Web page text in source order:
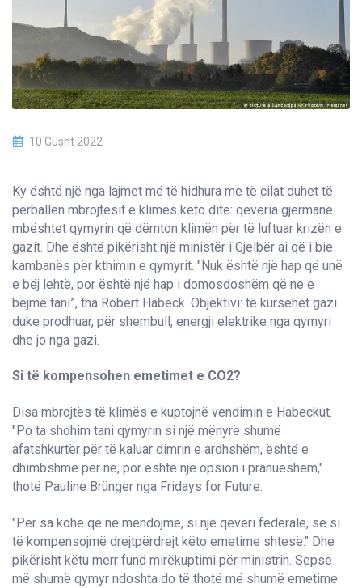
10 Gusht 2022
Ky është një nga lajmet më të hidhura me të cilat duhet të
përballen mbrojtësit e klimës këto ditë: qeveria gjermane
mbështet qymyrin që dëmton klimën për të luftuar krizën e
gazit. Dhe është pikërisht një ministër i Gjelbër ai që i bie
kambanës për kthimin e qymyrit. "Nuk është një hap që unë
e bëj lehtë, por është një hap i domosdoshëm që ne e
bëjmë tani”, tha Robert Habeck. Objektivi: të kursehet gazi
duke prodhuar, për shembull, energji elektrike nga qymyri
dhe jo nga gazi.
Si të kompensohen emetimet e CO2?
Disa mbrojtës të klimës e kuptojnë vendimin e Habeckut.
"Po ta shohim tani qymyrin si një mënyrë shumë
afatshkurtër për të kaluar dimrin e ardhshëm, është e
dhimbshme për ne, por është një opsion i pranueshëm,"
thotë Pauline Brünger nga Fridays for Future.
"Për sa kohë që ne mendojmë, si një qeveri federale, se si
të kompensojmë drejtpërdrejt këto emetime shtesë." Dhe
pikërisht këtu merr fund mirëkuptimi për ministrin. Sepse
më shumë qymyr ndoshta do të thotë më shumë emetime